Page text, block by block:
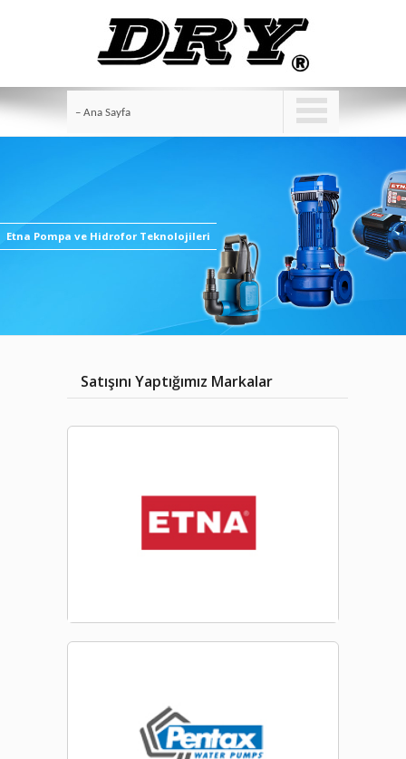
– Ana Sayfa
Etna Pompa ve Hidrofor Teknolojileri
Satışını Yaptığımız Markalar